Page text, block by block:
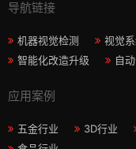
导航链接
机器视觉检测 视觉
智能化改造升级
自
应用案例
五金行业 3D行业